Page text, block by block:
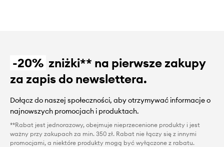
-20% zniżki** na pierwsze zakupy
za zapis do newslettera.
Dołącz do naszej społeczności, aby otrzymywać informacje o
najnowszych promocjach i produktach.
**Rabat jest jednorazowy, obejmuje nieprzecenione produkty i jest
ważny przy zakupach za min. 350 zł. Rabat nie łączy się z innymi
promocjami, a niektóre produkty mogą być wyłączone z rabatu.